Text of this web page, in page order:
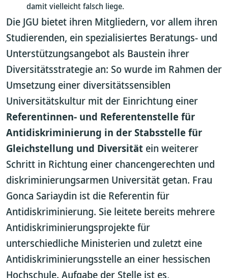
damit vielleicht falsch liege.
Die JGU bietet ihren Mitgliedern, vor allem ihren
Studierenden, ein spezialisiertes Beratungs- und
Unterstützungsangebot als Baustein ihrer
Diversitätsstrategie an: So wurde im Rahmen der
Umsetzung einer diversitätssensiblen
Universitätskultur mit der Einrichtung einer
Referentinnen- und Referentenstelle für
Antidiskriminierung in der Stabsstelle für
Gleichstellung und Diversität ein weiterer
Schritt in Richtung einer chancengerechten und
diskriminierungsarmen Universität getan. Frau
Gonca Sariaydin ist die Referentin für
Antidiskriminierung. Sie leitete bereits mehrere
Antidiskriminierungsprojekte für
unterschiedliche Ministerien und zuletzt eine
Antidiskriminierungsstelle an einer hessischen
Hochschule. Aufgabe der Stelle ist es,